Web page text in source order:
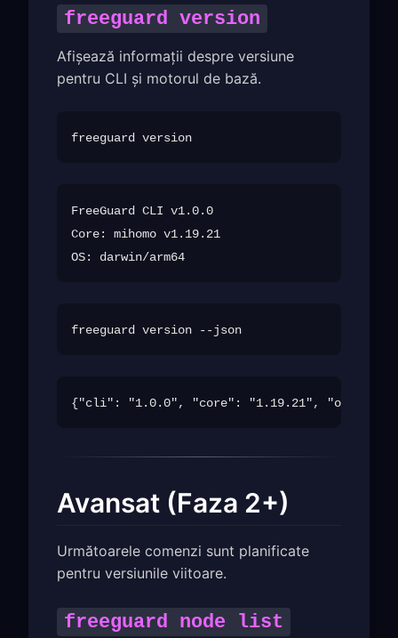
freeguard version
Afișează informații despre versiune
pentru CLI și motorul de bază.
FreeGuard CLI v1.0.0
Core: mihomo v1.19.21
Avansat (Faza 2+)
Următoarele comenzi sunt planificate
pentru versiunile viitoare.
freeguard node list